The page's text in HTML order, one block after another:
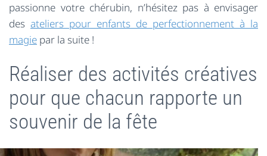
passionne votre chérubin, n’hésitez pas à envisager
des ateliers pour enfants de perfectionnement à la
magie par la suite !
Réaliser des activités créatives
pour que chacun rapporte un
souvenir de la fête